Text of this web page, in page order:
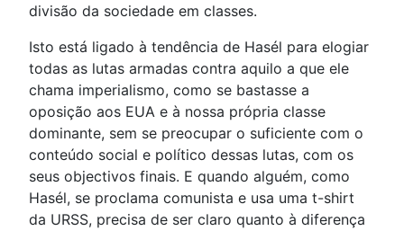
divisão da sociedade em classes.
Isto está ligado à tendência de Hasél para elogiar
todas as lutas armadas contra aquilo a que ele
chama imperialismo, como se bastasse a
oposição aos EUA e à nossa própria classe
dominante, sem se preocupar o suficiente com o
conteúdo social e político dessas lutas, com os
seus objectivos finais. E quando alguém, como
Hasél, se proclama comunista e usa uma t-shirt
da URSS, precisa de ser claro quanto à diferença